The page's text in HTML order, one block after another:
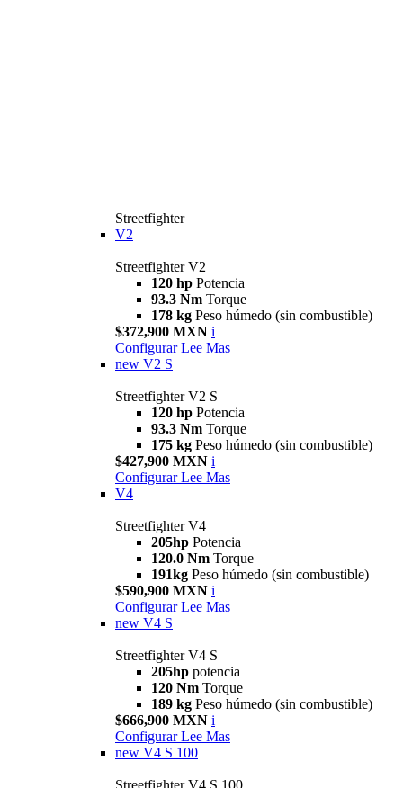
Streetfighter
V2
Streetfighter V2
120 hp Potencia
93.3 Nm Torque
178 kg Peso húmedo (sin combustible)
$372,900 MXN i
Configurar Lee Mas
new V2 S
Streetfighter V2 S
120 hp Potencia
93.3 Nm Torque
175 kg Peso húmedo (sin combustible)
$427,900 MXN i
Configurar Lee Mas
V4
Streetfighter V4
205hp Potencia
120.0 Nm Torque
191kg Peso húmedo (sin combustible)
$590,900 MXN i
Configurar Lee Mas
new V4 S
Streetfighter V4 S
205hp potencia
120 Nm Torque
189 kg Peso húmedo (sin combustible)
$666,900 MXN i
Configurar Lee Mas
new V4 S 100